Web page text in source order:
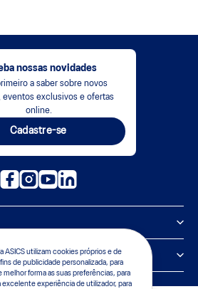
ASICS utilizam cookies próprios e de
de publicidade personalizada, para
forma as suas preferências, para
excelente experiência de utilizador, para
nossas novidades
a saber sobre novos
eventos exclusivos e ofertas
online.
Cadastre-se